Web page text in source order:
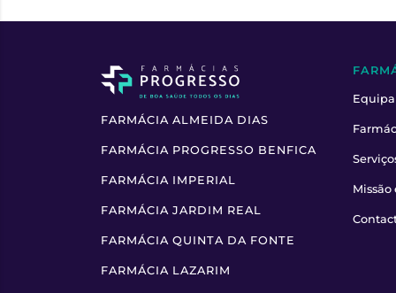
FARMÁCIA ALMEIDA DIAS
FARMÁCIA PROGRESSO BENFICA
FARMÁCIA IMPERIAL
FARMÁCIA JARDIM REAL
FARMÁCIA QUINTA DA FONTE
FARMÁCIA LAZARIM
Equipa
Missão